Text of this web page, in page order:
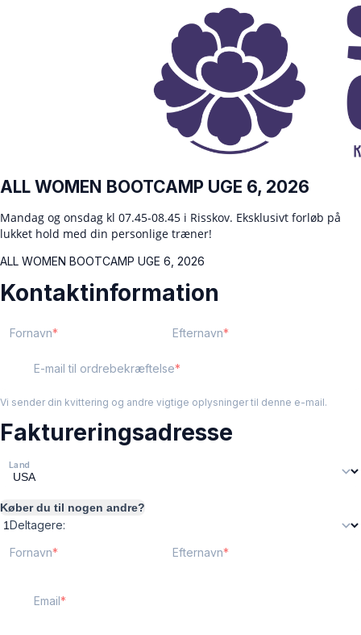
ALL WOMEN BOOTCAMP UGE 6, 2026
Mandag og onsdag kl 07.45-08.45 i Risskov. Eksklusivt forløb på
lukket hold med din personlige træner!
ALL WOMEN BOOTCAMP UGE 6, 2026
Kontaktinformation
Fornavn Efternavn
E-mail til ordrebekræftelse
Vi sender din kvittering og andre vigtige oplysninger til denne e-mail.
Faktureringsadresse
Land
Køber du til nogen andre?
Deltagere:
Fornavn
Efternavn
Email